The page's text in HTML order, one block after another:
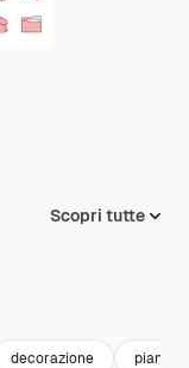
Scopri tutte
decorazione piano